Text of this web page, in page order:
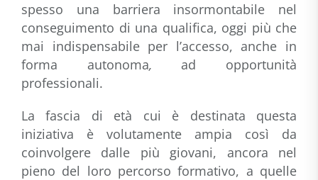
spesso una barriera insormontabile nel
conseguimento di una qualifica, oggi più che
mai indispensabile per l’accesso, anche in
forma autonoma, ad opportunità
professionali.
La fascia di età cui è destinata questa
iniziativa è volutamente ampia così da
coinvolgere dalle più giovani, ancora nel
pieno del loro percorso formativo, a quelle